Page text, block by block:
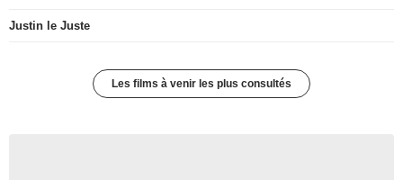
Justin le Juste
Les films à venir les plus consultés